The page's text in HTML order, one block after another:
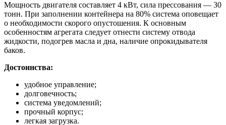
Мощность двигателя составляет 4 кВт, сила прессования — 30
тонн. При заполнении контейнера на 80% система оповещает
о необходимости скорого опустошения. К основным
особенностям агрегата следует отнести систему отвода
жидкости, подогрев масла и дна, наличие опрокидывателя
баков.
Достоинства:
удобное управление;
долговечность;
система уведомлений;
прочный корпус;
легкая загрузка.